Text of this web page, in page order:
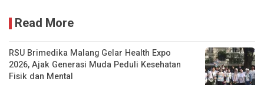
Read More
RSU Brimedika Malang Gelar Health Expo
2026, Ajak Generasi Muda Peduli Kesehatan
Fisik dan Mental